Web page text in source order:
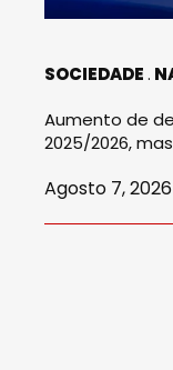
SOCIEDADE
Aumento de
2025/2026,
Agosto 7, 2026